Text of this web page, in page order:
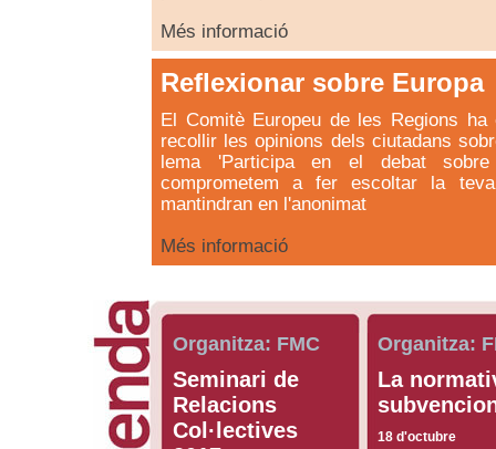
Més informació
Reflexionar sobre Europa
El Comitè Europeu de les Regions ha
recollir les opinions dels ciutadans
lema 'Participa en el debat
comprometem a fer escoltar la
mantindran en l'anonimat
Més informació
Organitza: FMC
Seminari de
Relacions
Col·lectives
Organitza:
La
18 d'octubre